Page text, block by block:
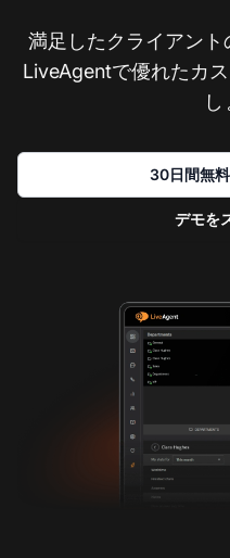
満足したクライアント
LiveAgentで優れたカ
し
30日間無
デモを